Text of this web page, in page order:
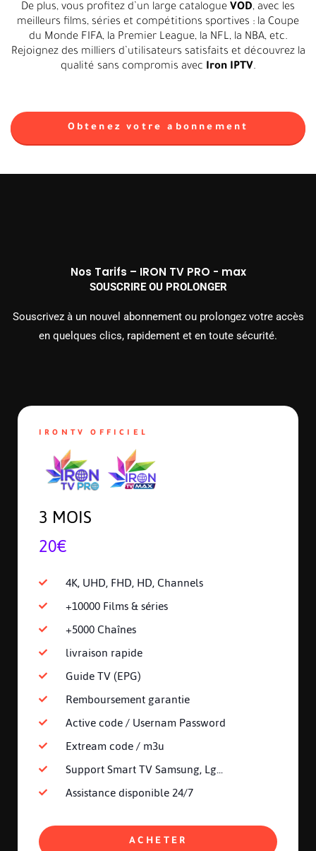
De plus, vous profitez d’un large catalogue VOD, avec les
meilleurs films, séries et compétitions sportives : la Coupe
du Monde FIFA, la Premier League, la NFL, la NBA, etc.
Rejoignez des milliers d’utilisateurs satisfaits et découvrez la
qualité sans compromis avec Iron IPTV.
Obtenez votre abonnement
Nos Tarifs – IRON TV PRO - max
SOUSCRIRE OU PROLONGER
Souscrivez à un nouvel abonnement ou prolongez votre accès
en quelques clics, rapidement et en toute sécurité.
IRONTV OFFICIEL
3 MOIS
20€
4K, UHD, FHD, HD, Channels
+10000 Films & séries
+5000 Chaînes
livraison rapide
Guide TV (EPG)
Remboursement garantie
Active code / Usernam Password
Extream code / m3u
Support Smart TV Samsung, Lg...
Assistance disponible 24/7
ACHETER